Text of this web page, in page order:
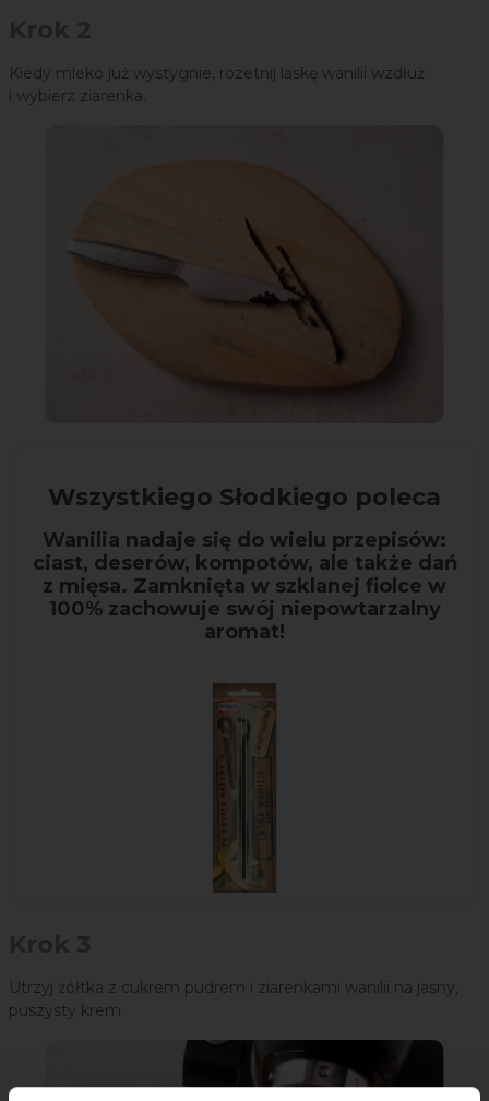
Kiedy mleko już wystygnie, rozetnij laskę wanilii wzdłuż
i wybierz ziarenka.
Wszystkiego Słodkiego poleca
Wanilia nadaje się do wielu przepisów:
ciast, deserów, kompotów, ale także dań
z mięsa. Zamknięta w szklanej fiolce w
100% zachowuje swój niepowtarzalny
aromat!
Utrzyj żółtka z cukrem pudrem i ziarenkami wanilii na jasny,
puszysty krem.